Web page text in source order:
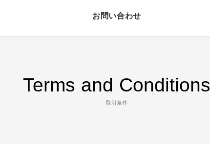
お問い合わせ
Terms and Conditions
取引条件